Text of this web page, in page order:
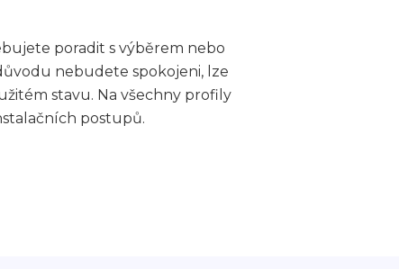
poradit s výběrem nebo
nebudete spokojeni, lze
stavu. Na všechny profily
postupů.